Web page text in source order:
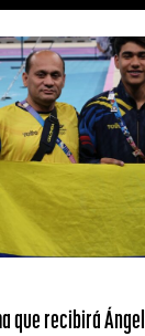
que recibirá